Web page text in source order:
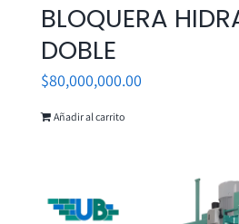
BLOQUERA
DOBLE
$80,000,000.00
Añadir al carrito